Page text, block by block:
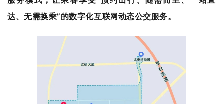
达、无需换乘”的数字化互联网动态公交服务。